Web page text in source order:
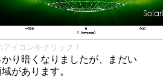
イコンをクリック！
り暗くなりましたが、まだい
があります。